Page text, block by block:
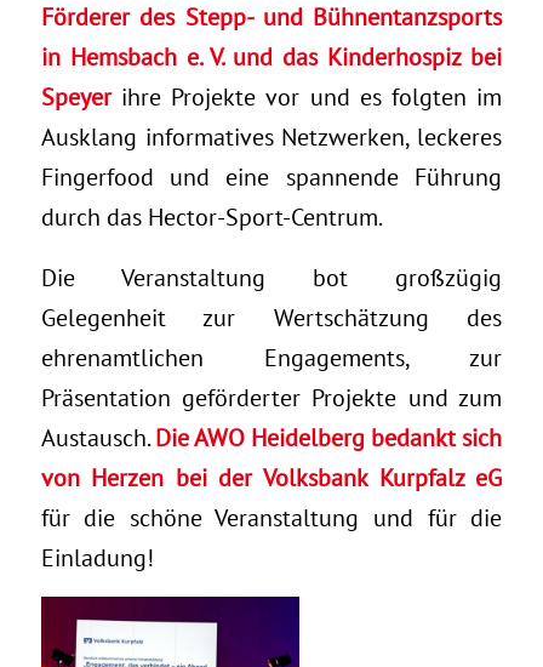
Förderer des Stepp- und Bühnentanzsports
in Hemsbach e. V. und das Kinderhospiz bei
Speyerihre Projekte vor und es folgten im
Ausklang informatives Netzwerken, leckeres
Fingerfood und eine spannende Führung
durch das Hector-Sport-Centrum.
Die Veranstaltung bot großzügig
Gelegenheit zur Wertschätzung des
ehrenamtlichen Engagements, zur
Präsentation geförderter Projekte und zum
Austausch.Die AWO Heidelberg bedankt sich
von Herzen bei der Volksbank Kurpfalz eG
für die schöne Veranstaltung und für die
Einladung!